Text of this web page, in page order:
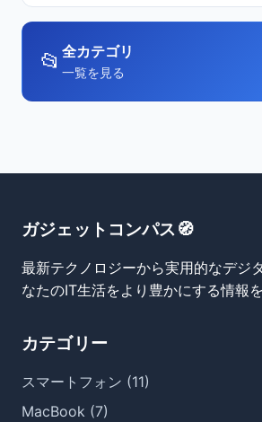
📂 全カテゴリ
一覧を見る
ガジェットコンパス🧭
最新テクノロジーから実用的なデジ
なたのIT生活をより豊かにする情報
カテゴリー
スマートフォン (11)
MacBook (7)